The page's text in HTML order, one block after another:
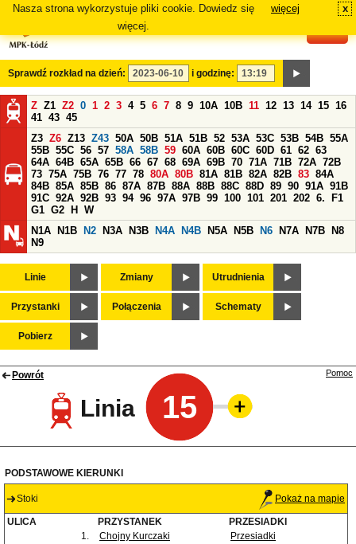
Nasza strona wykorzystuje pliki cookie. Dowiedz się
więcej.
więcej x
Sprawdź rozkład na dzień: i godzinę:
Z Z1 Z2 0 1 2 3 4 5 6 7 8 9 10A 10B 11 12 13 14 15 16
41 43 45
Z3 Z6 Z13 Z43 50A 50B 51A 51B 52 53A 53C 53B 54B 55A
55B 55C 56 57 58A 58B 59 60A 60B 60C 60D 61 62 63
64A 64B 65A 65B 66 67 68 69A 69B 70 71A 71B 72A 72B
73 75A 75B 76 77 78 80A 80B 81A 81B 82A 82B 83 84A
84B 85A 85B 86 87A 87B 88A 88B 88C 88D 89 90 91A 91B
91C 92A 92B 93 94 96 97A 97B 99 100 101 201 202 6.
F1
G1 G2 H
W
N1A
N1B N2 N3A N3B N4A N4B N5A N5B N6 N7A N7B
N8
N9
Linie Zmiany Utrudnienia
Przystanki Połączenia Schematy
Pobierz
Powrót
Linia 15
Pomoc
PODSTAWOWE KIERUNKI
Stoki Pokaż na mapie
ULICA PRZYSTANEK
PRZESIADKI
1.
Chojny Kurczaki
Przesiadki